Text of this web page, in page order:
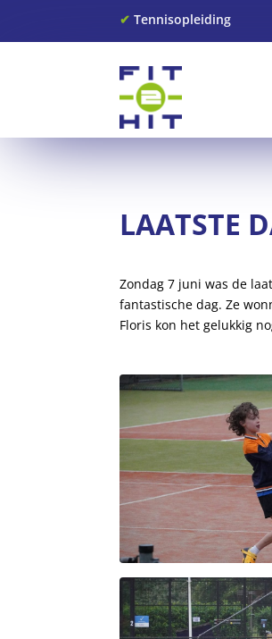
✔ Tennisopleiding
LAATSTE
Zondag 7 juni was de
fantastische dag. Ze
Floris kon het gelukkig